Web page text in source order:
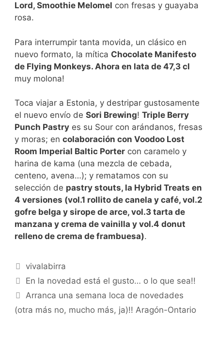
Lord, Smoothie Melomel con fresas y guayaba
rosa.
Para interrumpir tanta movida, un clásico en
nuevo formato, la mítica Chocolate Manifesto
de Flying Monkeys. Ahora en lata de 47,3 cl
muy molona!
Toca viajar a Estonia, y destripar gustosamente
el nuevo envío de Sori Brewing! Triple Berry
Punch Pastry es su Sour con arándanos, fresas
y moras; en colaboración con Voodoo Lost
Room Imperial Baltic Porter con caramelo y
harina de kama (una mezcla de cebada,
centeno, avena…); y rematamos con su
selección de pastry stouts, la Hybrid Treats en
4 versiones (vol.1 rollito de canela y café, vol.2
gofre belga y sirope de arce, vol.3 tarta de
manzana y crema de vainilla y vol.4 donut
relleno de crema de frambuesa).
Categorías
vivalabirra
En la novedad está el gusto… o lo que sea!!
Arranca una semana loca de novedades
(otra más no, mucho más, ja)!! Aragón-Ontario